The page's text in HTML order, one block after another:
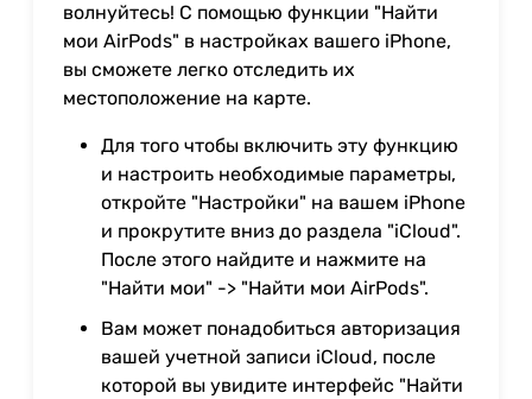
волнуйтесь! С помощью функции "Найти
мои AirPods" в настройках вашего iPhone,
вы сможете легко отследить их
местоположение на карте.
Для того чтобы включить эту функцию
и настроить необходимые параметры,
откройте "Настройки" на вашем iPhone
и прокрутите вниз до раздела "iCloud".
После этого найдите и нажмите на
"Найти мои" -> "Найти мои AirPods".
Вам может понадобиться авторизация
вашей учетной записи iCloud, после
которой вы увидите интерфейс "Найти